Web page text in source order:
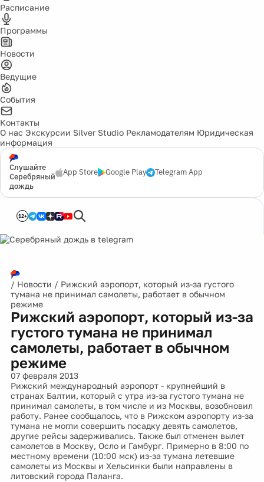
Расписание
Программы
Новости
Ведущие
События
Контакты
О нас Экскурсии Silver Studio Рекламодателям Юридическая
информация
Слушайте
Серебряный
дождь
App Store Google Play Telegram App
12+
/ Новости / Рижский аэропорт, который из-за густого
тумана не принимал самолеты, работает в обычном
режиме
Рижский аэропорт, который из-за
густого тумана не принимал
самолеты, работает в обычном
режиме
07 февраля 2013
Рижский международный аэропорт - крупнейший в
странах Балтии, который с утра из-за густого тумана не
принимал самолеты, в том числе и из Москвы, возобновил
работу. Ранее сообщалось, что в Рижском аэропорту из-за
тумана не могли совершить посадку девять самолетов,
другие рейсы задерживались. Также был отменен вылет
самолетов в Москву, Осло и Гамбург. Примерно в 8:00 по
местному времени (10:00 мск) из-за тумана летевшие
самолеты из Москвы и Хельсинки были направлены в
литовский города Паланга.